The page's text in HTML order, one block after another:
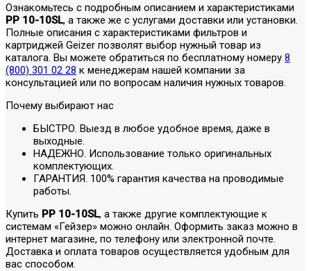
Ознакомьтесь с подробным описанием и характеристиками
PP 10-10SL, а также же с услугами доставки или установки.
Полные описания с характеристиками фильтров и
картриджей Geizer позволят выбор нужный товар из
каталога. Вы можете обратиться по бесплатному номеру 8
(800) 301 02 28 к менеджерам нашей компании за
консультацией или по вопросам наличия нужных товаров.
Почему выбирают нас
БЫСТРО. Выезд в любое удобное время, даже в
выходные.
НАДЕЖНО. Использование только оригинальных
комплектующих.
ГАРАНТИЯ. 100% гарантия качества на проводимые
работы.
Купить PP 10-10SL, а также другие комплектующие к
системам «Гейзер» можно онлайн. Оформить заказ можно в
интернет магазине, по телефону или электронной почте.
Доставка и оплата товаров осуществляется удобным для
вас способом.